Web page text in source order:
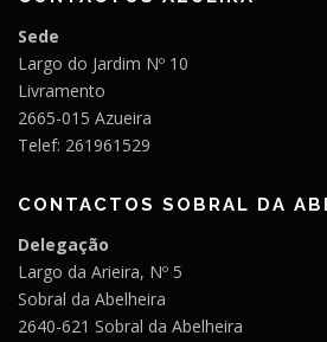
Sede
Largo do Jardim Nº 10
Livramento
2665-015 Azueira
Telef: 261961529
CONTACTOS SOBRAL DA
Delegação
Largo da Arieira, Nº 5
Sobral da Abelheira
2640-621 Sobral da Abelheira